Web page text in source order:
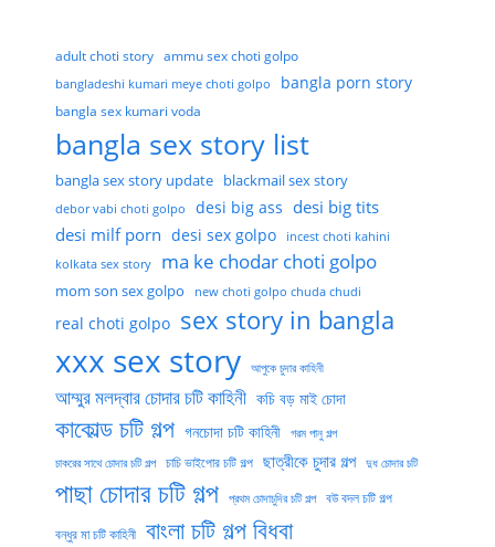
adult choti story ammu sex choti golpo
bangladeshi kumari meye choti golpo bangla porn story
bangla sex kumari voda
bangla sex story list
bangla sex story update blackmail sex story
debor vabi choti golpo desi big ass desi big tits
desi milf porn desi sex golpo incest choti kahini
kolkata sex story ma ke chodar choti golpo
mom son sex golpo new choti golpo chuda chudi
real choti golpo sex story in bangla
xxx sex story আপুকে চুদার কাহিনী
আম্মুর মলদ্বার চোদার চটি কাহিনী কচি বড় মাই চোদা
কাকোল্ড চটি গল্প গনচোদা চটি কাহিনী গরম পানু গল্প
চাকরের সাথে চোদার চটি গল্প চাচি ভাইপোর চটি গল্প ছাত্রীকে চুদার গল্প দুধ চোদার চটি
পাছা চোদার চটি গল্প প্রথম চোদাচুদির চটি গল্প বউ বদল চটি গল্প
বন্ধুর মা চটি কাহিনী বাংলা চটি গল্প বিধবা